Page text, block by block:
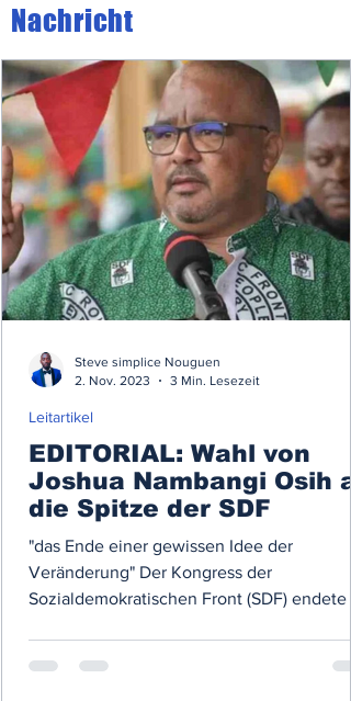
Nachricht
EDITORIAL: Wahl von
Joshua Nambangi Osih
die Spitze der SDF
"das Ende einer gewissen Idee der
Veränderung" Der Kongress der
Sozialdemokratischen Front (SDF) endete
Leitartikel
Steve simplice Nouguen
2. Nov. 2023
3 Min. Lesezeit